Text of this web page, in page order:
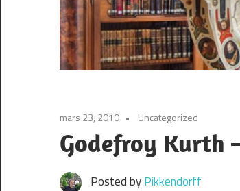
mars 23, 2010 Uncategorized
Godefroy Kurth
Posted byPikkendorff